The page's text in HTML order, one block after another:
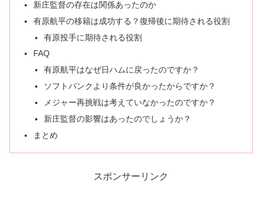
新庄監督の存在は関係あったのか
有原航平の移籍は成功する？復帰後に期待される役割
有原投手に期待される役割
FAQ
有原航平はなぜ日ハムに戻ったのですか？
ソフトバンクより条件が良かったからですか？
メジャー再挑戦は考えていなかったのですか？
新庄監督の影響はあったのでしょうか？
まとめ
スポンサーリンク